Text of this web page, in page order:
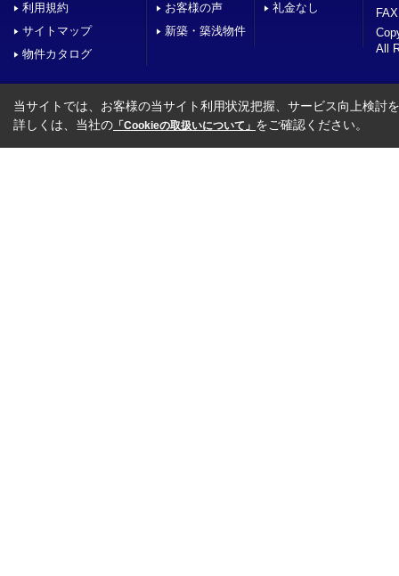
利用規約
サイトマップ
物件カタログ
お客様の声
新築・築浅物件
礼金なし
All
当サイトでは、お客様の当サイト利用状況把握、サービス向上検討
詳しくは、当社の 「Cookieの取扱いについて」 をご確認ください。